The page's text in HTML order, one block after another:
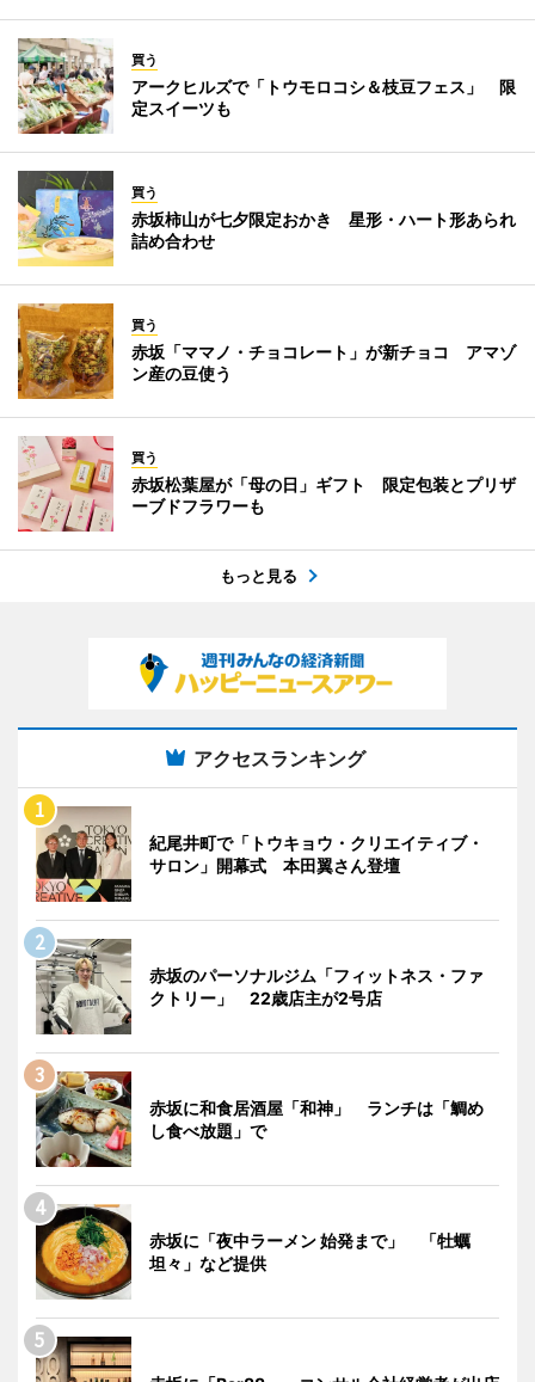
買う
アークヒルズで「トウモロコシ＆枝豆フェス」 限
定スイーツも
買う
赤坂柿山が七夕限定おかき 星形・ハート形あられ
詰め合わせ
買う
赤坂「ママノ・チョコレート」が新チョコ アマゾ
ン産の豆使う
買う
赤坂松葉屋が「母の日」ギフト 限定包装とプリザ
ーブドフラワーも
もっと見る
アクセスランキング
紀尾井町で「トウキョウ・クリエイティブ・
サロン」開幕式 本田翼さん登壇
赤坂のパーソナルジム「フィットネス・ファ
クトリー」 22歳店主が2号店
赤坂に和食居酒屋「和神」 ランチは「鯛め
し食べ放題」で
赤坂に「夜中ラーメン 始発まで」 「牡蠣
坦々」など提供